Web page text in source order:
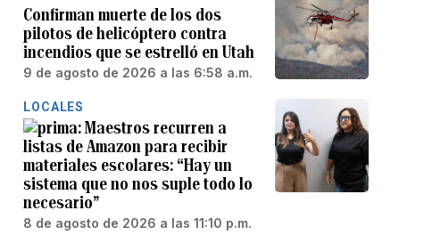
Confirman muerte de los dos
pilotos de helicóptero contra
incendios que se estrelló en Utah
9 de agosto de 2026 a las 6:58 a.m.
LOCALES
Maestros recurren a
listas de Amazon para recibir
materiales escolares: “Hay un
sistema que no nos suple todo lo
necesario”
8 de agosto de 2026 a las 11:10 p.m.